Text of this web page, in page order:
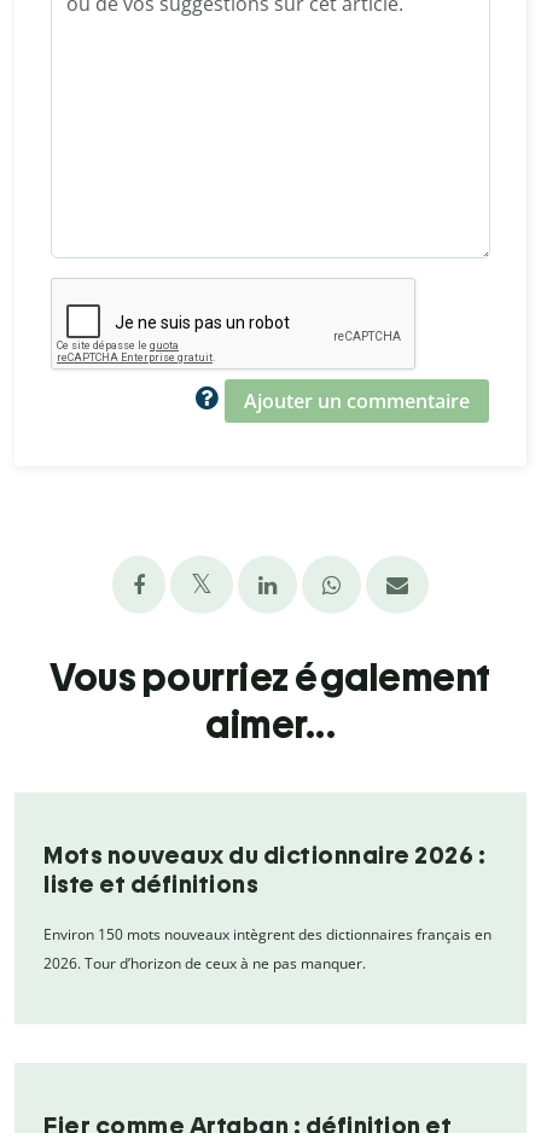
Ajouter un commentaire
Vous pourriez également
aimer...
Mots nouveaux du dictionnaire 2026 :
liste et définitions
Environ 150 mots nouveaux intègrent des dictionnaires français en
2026. Tour d’horizon de ceux à ne pas manquer.
Fier comme Artaban : définition et